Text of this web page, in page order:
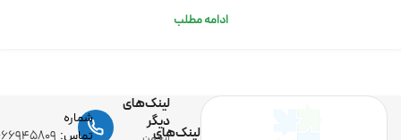
ادامه مطلب
لینک‌های
لینک‌های
دیگر
شماره
تماس: ۰۲۱-